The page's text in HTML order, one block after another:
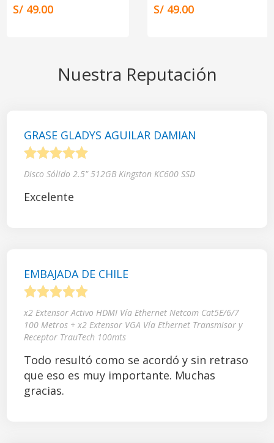
S/ 49.00 S/ 49.00
Nuestra Reputación
GRASE GLADYS AGUILAR DAMIAN
Disco Sólido 2.5" 512GB Kingston KC600 SSD
Excelente
EMBAJADA DE CHILE
x2 Extensor Activo HDMI Vía Ethernet Netcom Cat5E/6/7
100 Metros + x2 Extensor VGA Vía Ethernet Transmisor y
Receptor TrauTech 100mts
Todo resultó como se acordó y sin retraso
que eso es muy importante. Muchas
gracias.